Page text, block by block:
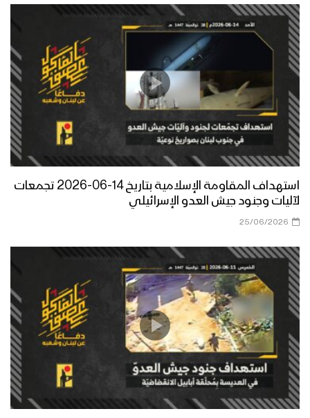
استهداف المقاومة الإسلامية بتاريخ 14-06-2026 تجمعات
لآليات وجنود جيش العدو الإسرائيلي
25/06/2026